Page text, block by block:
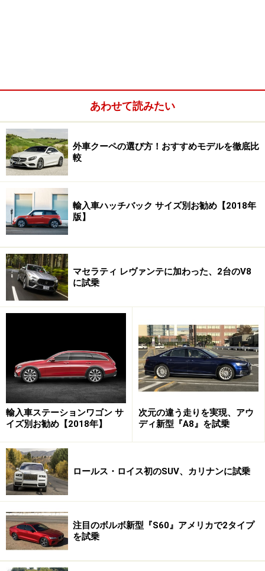
あわせて読みたい
外車クーペの選び方！おすすめモデルを徹底比
較
輸入車ハッチバック サイズ別お勧め【2018年
版】
マセラティ レヴァンテに加わった、2台のV8
に試乗
輸入車ステーションワゴン サ
イズ別お勧め【2018年】
次元の違う走りを実現、アウ
ディ新型『A8』を試乗
ロールス・ロイス初のSUV、カリナンに試乗
注目のボルボ新型『S60』アメリカで2タイプ
を試乗